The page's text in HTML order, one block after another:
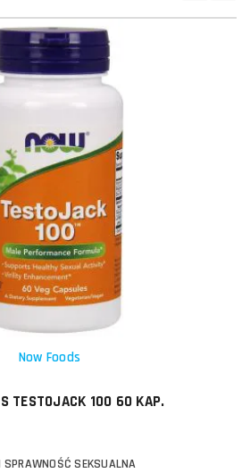
Now Foods
TESTOJACK 100 60 KAP.
SPRAWNOŚĆ SEKSUALNA